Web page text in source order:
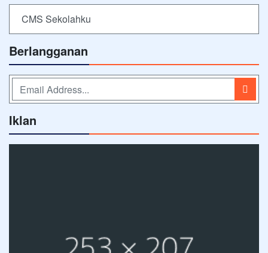
CMS Sekolahku
Berlangganan
Iklan